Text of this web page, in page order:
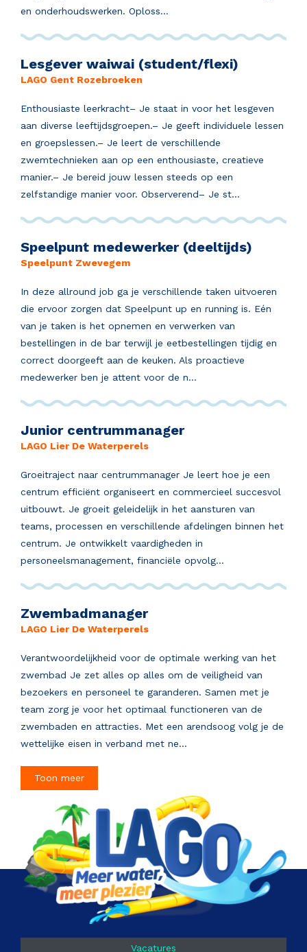
en onderhoudswerken. Oploss...
Lesgever waiwai (student/flexi)
LAGO Gent Rozebroeken
Enthousiaste leerkracht– Je staat in voor het lesgeven
aan diverse leeftijdsgroepen.– Je geeft individuele lessen
en groepslessen.– Je leert de verschillende
zwemtechnieken aan op een enthousiaste, creatieve
manier.– Je bereid jouw lessen steeds op een
zelfstandige manier voor. Observerend– Je st...
Speelpunt medewerker (deeltijds)
Speelpunt Zwevegem
In deze allround job ga je verschillende taken uitvoeren
die ervoor zorgen dat Speelpunt up en running is. Eén
van je taken is het opnemen en verwerken van
bestellingen in de bar terwijl je eetbestellingen tijdig en
correct doorgeeft aan de keuken. Als proactieve
medewerker ben je attent voor de n...
Junior centrummanager
LAGO Lier De Waterperels
Groeitraject naar centrummanager Je leert hoe je een
centrum efficiënt organiseert en commercieel succesvol
uitbouwt. Je groeit geleidelijk in het aansturen van
teams, processen en verschillende afdelingen binnen het
centrum. Je ontwikkelt vaardigheden in
personeelsmanagement, financiële opvolg...
Zwembadmanager
LAGO Lier De Waterperels
Verantwoordelijkheid voor de optimale werking van het
zwembad Je zet alles op alles om de veiligheid van
bezoekers en personeel te garanderen. Samen met je
team zorg je voor het optimaal functioneren van de
zwembaden en attracties. Met een arendsoog volg je de
wettelijke eisen in verband met ne...
Toon meer
Vacatures